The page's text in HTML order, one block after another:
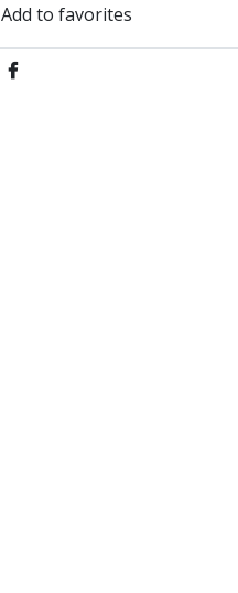
Add to favorites